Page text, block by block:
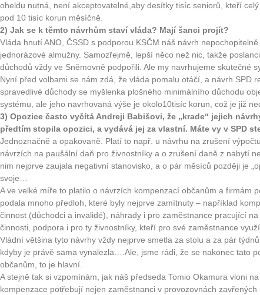
oheldu nutná, není akceptovatelné,aby desítky tisíc seniorů, kteří
pod 10 tisíc korun měsíčně.
2) Jak se k těmto návrhům staví vláda? Mají šanci projít?
Vláda hnutí ANO, ČSSD s podporou KSČM náš návrh
jednorázové almužny. Samozřejmě, lepší něco než nic, takže
důchodů vždy ve Sněmovně podpořili. Ale my navrhujeme skutečné
Nyní před volbami se nám zdá, že vláda pomalu otáčí, a návrh SPD
spravedlivé důchody se myšlenka plošného minimálního důchodu
systému, ale jeho navrhovaná výše je okolo10tisíc korun, což je již
3) Opozice často vyčítá Andreji Babišovi, že „krade“ jejich
předtím stopila opozici, a vydává jej za vlastní. Máte vy v SPD
Jednoznačně a opakovaně. Platí to např. u návrhu na zrušení
návrzích na paušální daň pro živnostníky a o zrušení daně z nabytí
nim nejprve zaujala negativní stanovisko, a o pár měsíců později je
svoje…
A ve velké míře to platilo o návrzích kompenzací občanům a firmám
podala mnoho předloh, které byly nejprve zamítnuty – například
činnost (důchodci a invalidé), náhrady i pro zaměstnance pracující
činnosti, podpora i pro ty živnostníky, kteří pro své zaměstnance
Vládní většina tyto návrhy vždy nejprve smetla za stolu a za pár
kdyby je právě sama vynalezla….Ale, jsme rádi, že se nakonec tato
občanům, to je hlavní.
A stejně tak si vzpomínám, jak náš předseda Tomio Okamura vloni
kompenzace potřebují nejen zaměstnanci v provozovnách